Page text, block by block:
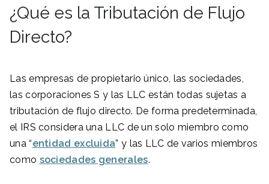
¿Qué es la Tributación de Flujo
Directo?
Las empresas de propietario único, las sociedades,
las corporaciones S y las LLC están todas sujetas a
tributación de flujo directo. De forma predeterminada,
el IRS considera una LLC de un solo miembro como
una “entidad excluida” y las LLC de varios miembros
como sociedades generales.